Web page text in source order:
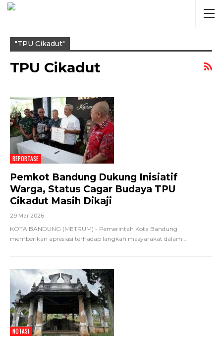
"TPU Cikadut"
TPU Cikadut
REPORTASE
Pemkot Bandung Dukung Inisiatif
Warga, Status Cagar Budaya TPU
Cikadut Masih Dikaji
29 Mar 2026
KOTA BANDUNG (METRUM) - Pemerintah Kota Bandung
memberikan apresiasi terhadap langkah masyarakat dalam…
NOTASI